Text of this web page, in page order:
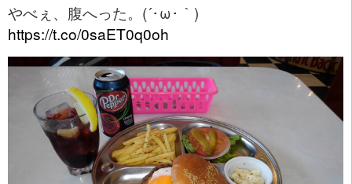
やべぇ、腹へった。(´･ω･｀)
https://t.co/0saET0q0oh